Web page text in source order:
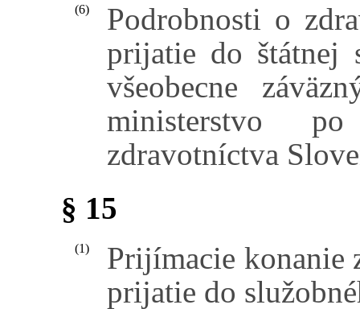
(6)
Podrobnosti o
prijatie do štátnej
všeobecne
ministerstvo
zdravotníctva
§ 15
(1)
Prijímacie konanie
prijatie do